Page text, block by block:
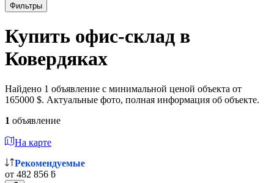
Фильтры
Купить офис-склад в
Ковердяках
Найдено 1 объявление с минимальной ценой объекта от
165000 $. Актуальные фото, полная информация об объекте.
1 объявление
На карте
Рекомендуемые
от 482 856 ƃ